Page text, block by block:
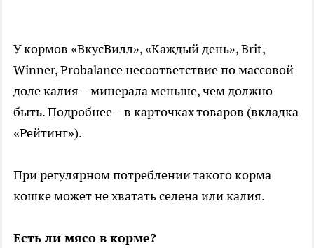
У кормов «ВкусВилл», «Каждый день», Brit,
Winner, Probalance несоответствие по массовой
доле калия – минерала меньше, чем должно
быть. Подробнее – в карточках товаров (вкладка
«Рейтинг»).
При регулярном потреблении такого корма
кошке может не хватать селена или калия.
Есть ли мясо в корме?